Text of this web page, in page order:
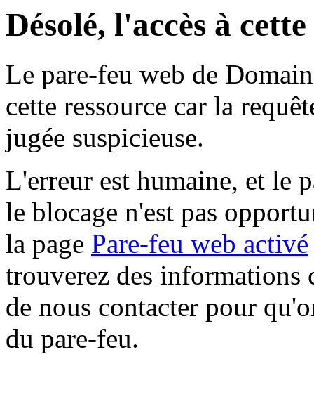
Désolé, l'accès à
Le pare-feu web de
cette ressource car la
jugée suspicieuse.
L'erreur est humaine, et le
le blocage n'est pas
la page Pare-feu web activé
trouverez des informations
de nous contacter pour
du pare-feu.